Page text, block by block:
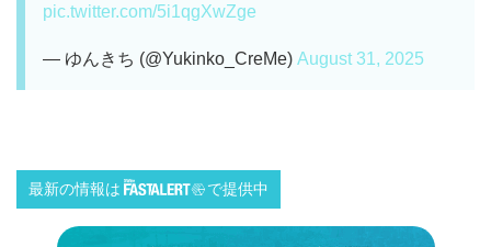
pic.twitter.com/5i1qgXwZge
— ゆんきち (@Yukinko_CreMe) August 31, 2025
最新の情報は で提供中